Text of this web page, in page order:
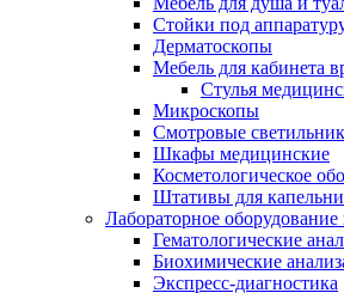
Стойки под
Дерматоскопы
Мебель для кабинета
Стулья
Микроскопы
Смотровые
Шкафы медицинские
Косметологическое
Штативы для
Лабораторное оборудование
Гематологические
Биохимические
Экспресс-диагностика